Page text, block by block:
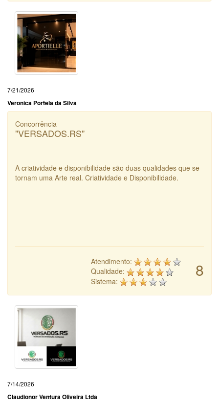
7/21/2026
Veronica Portela da Silva
Concorrência
"VERSADOS.RS"
A criatividade e disponibilidade são duas qualidades que se
tornam uma Arte real. Criatividade e Disponibilidade.
8
Atendimento:
Qualidade:
Sistema:
7/14/2026
Claudionor Ventura Oliveira Ltda